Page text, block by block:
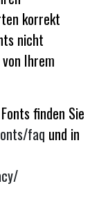
korrekt
nicht
Ihrem
finden Sie
faq und in